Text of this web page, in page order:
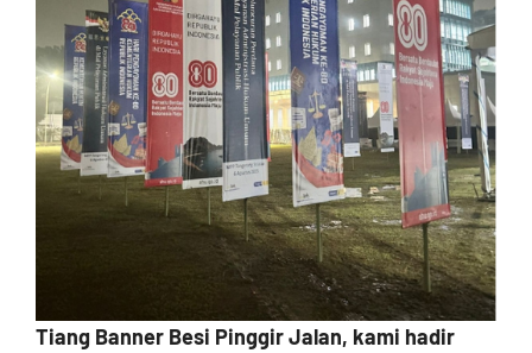
Contact
Tiang Banner Besi Pinggir Jalan, kami hadir